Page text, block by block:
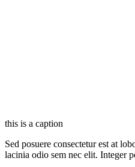
this is a caption
Sed posuere consectetur est at
lacinia odio sem nec elit. Integer